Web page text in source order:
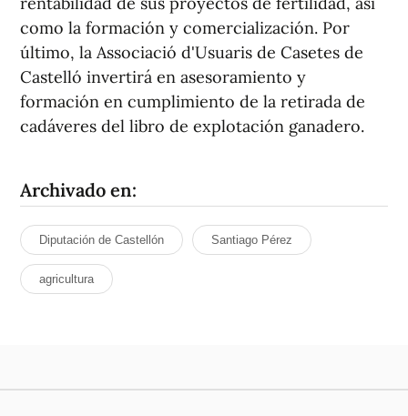
como la formación y comercialización. Por
último, la Associació d'Usuaris de Casetes de
Castelló invertirá en asesoramiento y
formación en cumplimiento de la retirada de
cadáveres del libro de explotación ganadero.
Archivado en:
Diputación de Castellón Santiago Pérez
agricultura